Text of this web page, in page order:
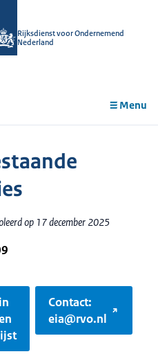
Rijksdienst voor Ondernemend
Nederland
Menu
op 17 december 2025
Contact:
eia@rvo.nl